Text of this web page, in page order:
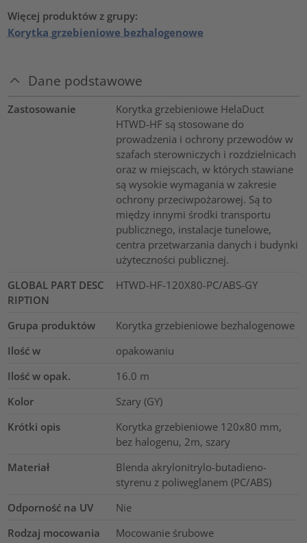
Więcej produktów z grupy:
Korytka grzebieniowe bezhalogenowe
Dane podstawowe
Zastosowanie
Korytka grzebieniowe HelaDuct
HTWD-HF są stosowane do
prowadzenia i ochrony przewodów w
szafach sterowniczych i rozdzielnicach
oraz w miejscach, w których stawiane
są wysokie wymagania w zakresie
ochrony przeciwpożarowej. Są to
między innymi środki transportu
publicznego, instalacje tunelowe,
centra przetwarzania danych i budynki
użyteczności publicznej.
GLOBAL PART DESC
RIPTION
HTWD-HF-120X80-PC/ABS-GY
Grupa produktów
Korytka grzebieniowe bezhalogenowe
Ilość w
opakowaniu
Ilość w opak.
16.0 m
Kolor
Szary (GY)
Krótki opis
Korytka grzebieniowe 120x80 mm,
bez halogenu, 2m, szary
Materiał
Blenda akrylonitrylo-butadieno-
styrenu z poliwęglanem (PC/ABS)
Odporność na UV
Nie
Rodzaj mocowania
Mocowanie śrubowe